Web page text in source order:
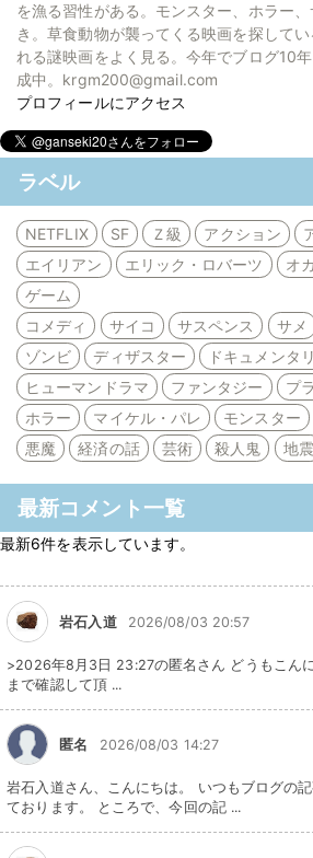
を漁る習性がある。モンスター、ホラー
き。草食動物が襲ってくる映画を探して
れる謎映画をよく見る。今年でブログ10
成中。krgm200@gmail.com
プロフィールにアクセス
ラベル
NETFLIX SF Ｚ級 アクション
エイリアン
エリック・ロバーツ オ
ゲーム
コメディ
サイコ サスペンス サメ
ゾンビ
ディザスター
ドキュメンタ
ヒューマンドラマ
ファンタジー プ
ホラー
マイケル・パレ モンスター
悪魔
経済の話 芸術 殺人鬼 地震
最新コメント一覧
最新6件を表示しています。
岩石入道 2026/08/03 20:57
>2026年8月3日 23:27の匿名さん どうもこん
まで確認して頂 ...
匿名 2026/08/03 14:27
岩石入道さん、こんにちは。 いつもブログの
ております。 ところで、今回の記 ...